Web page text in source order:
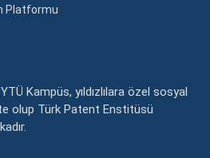
Platformu
Kampüs, yıldızlılara özel sosyal
olup Türk Patent Enstitüsü